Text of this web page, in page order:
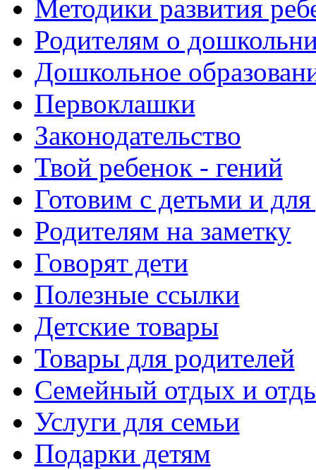
Методики развития
Родителям о
Дошкольное
Первоклашки
Законодательство
Твой ребенок - гений
Готовим с детьми и для
Родителям на заметку
Говорят дети
Полезные ссылки
Детские товары
Товары для родителей
Семейный отдых и
Услуги для семьи
Подарки детям